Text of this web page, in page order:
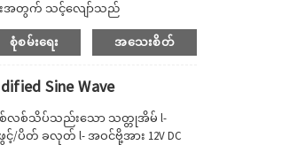
များအတွက် သင့်လျော်သည်
အခြား
စုံစမ်းရေး
အသေးစိတ်
Sine Wave
န်ကျစ်လစ်သိပ်သည်းသော သတ္တုအိမ် l-
/ပိတ် ခလုတ် l- အဝင်ဗို့အား 12V DC